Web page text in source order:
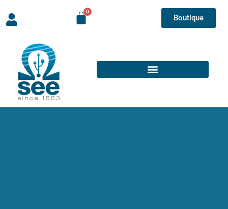
Boutique